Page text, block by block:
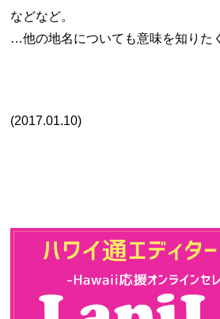
などなど。
…他の地名についても意味を知りた
(2017.01.10)